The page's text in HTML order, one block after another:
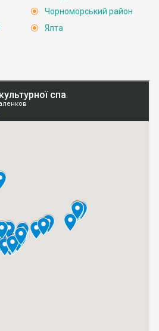
Чорноморський район
Ялта